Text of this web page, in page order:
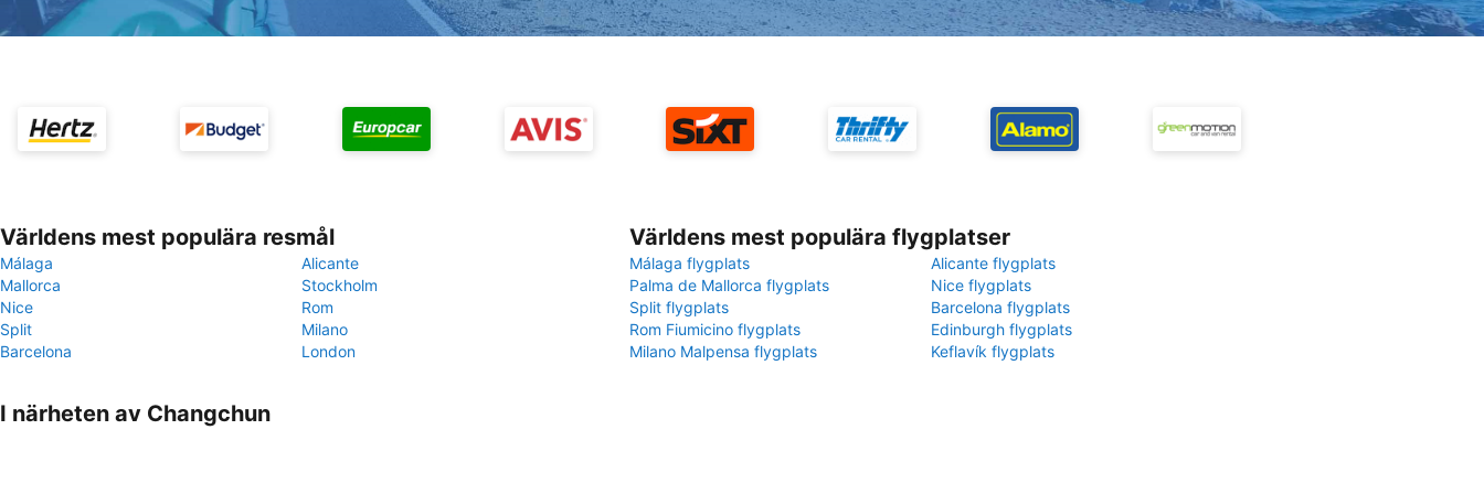
Världens mest populära resmål
Málaga
Alicante
Mallorca
Stockholm
Nice
Rom
Split
Milano
Barcelona
London
Världens mest populära flygplatser
Málaga flygplats
Alicante flygplats
Palma de Mallorca flygplats
Nice flygplats
Split flygplats
Barcelona flygplats
Rom Fiumicino flygplats
Edinburgh flygplats
Milano Malpensa flygplats
Keflavík flygplats
I närheten av Changchun